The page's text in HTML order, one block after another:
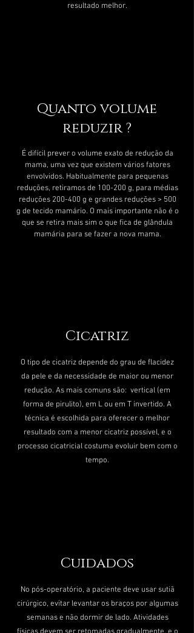
resultado melhor.
Quanto volume
reduzir ?
É difícil prever o volume exato de redução da
mama, uma vez que existem vários fatores
envolvidos. Habitualmente para pequenas
reduções, retiramos de 100-200 g, para médias
reduções 200-400 g e grandes reduções > 500
g de tecido mamário. O mais importante não é o
que se retira mais sim o que fica de glândula
mamária para se fazer a nova mama.
Cicatriz
O tipo de cicatriz depende do grau de flacidez
da pele e da necessidade de maior ou menor
redução. As mais comuns são: vertical (em
forma de pirulito), em L ou em T invertido. A
técnica é escolhida para oferecer o melhor
resultado com a menor cicatriz possível, e o
processo cicatricial costuma evoluir bem com o
tempo.
Cuidados
No pós-operatório, a paciente deve usar sutiã
cirúrgico, evitar levantar os braços por algumas
semanas e não dormir de lado. Atividades